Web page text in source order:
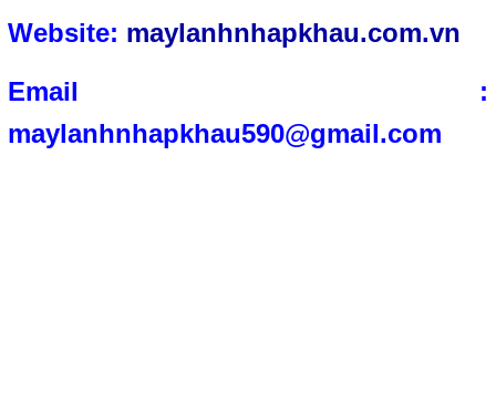
Website: maylanhnhapkhau.com.vn
Email :
maylanhnhapkhau590@gmail.com